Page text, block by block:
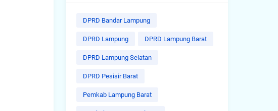
DPRD Bandar Lampung
DPRD Lampung DPRD Lampung Barat
DPRD Lampung Selatan
DPRD Pesisir Barat
Pemkab Lampung Barat